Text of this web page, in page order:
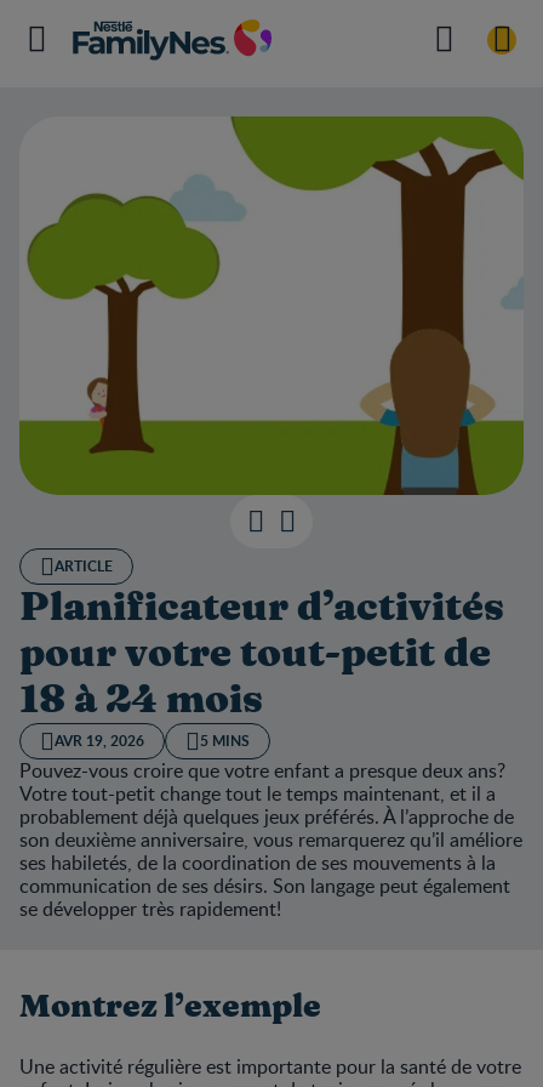
ARTICLE
Planificateur d’activités
pour votre tout-petit de
18 à 24 mois
AVR 19, 2026 5 MINS
Pouvez-vous croire que votre enfant a presque deux ans?
Votre tout-petit change tout le temps maintenant, et il a
probablement déjà quelques jeux préférés. À l’approche de
son deuxième anniversaire, vous remarquerez qu’il améliore
ses habiletés, de la coordination de ses mouvements à la
communication de ses désirs. Son langage peut également
se développer très rapidement!
Montrez l’exemple
Une activité régulière est importante pour la santé de votre